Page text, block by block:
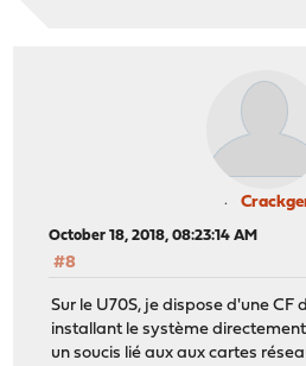
October 18, 2018, 08:23:14 AM
#8
Sur le U70S, je dispose d'une CF
installant le système directement
un soucis lié aux aux cartes